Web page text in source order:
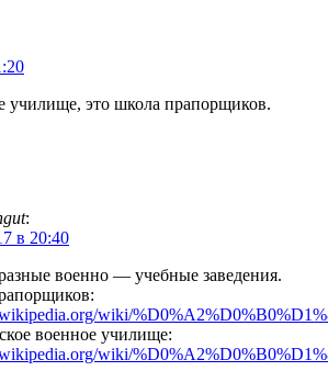
училище, это школа прапорщиков.
:
в 20:40
военно — учебные заведения.
wiki/
военное училище:
wiki/